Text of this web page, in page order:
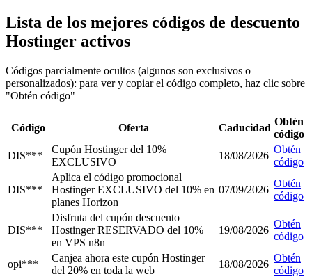
Lista de los mejores códigos de descuento
Hostinger activos
Códigos parcialmente ocultos (algunos son exclusivos o
personalizados): para ver y copiar el código completo, haz clic sobre
"Obtén código"
Código Oferta Caducidad
Obtén
código
DIS***
Cupón Hostinger del 10%
EXCLUSIVO
18/08/2026
Obtén
código
DIS***
Aplica el código promocional
Hostinger EXCLUSIVO del 10% en
planes Horizon
07/09/2026
Obtén
código
DIS***
Disfruta del cupón descuento
Hostinger RESERVADO del 10%
en VPS n8n
19/08/2026
Obtén
código
opi***
Canjea ahora este cupón Hostinger
del 20% en toda la web
18/08/2026
Obtén
código